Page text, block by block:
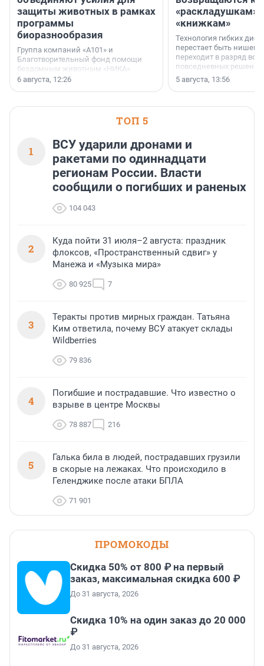
защиты животных в рамках
программы
биоразнообразия
Группа компаний «А101» и
Благотворительный фонд помощи
бездомным животным «НИКА»
заключили соглашение о
6 августа, 12:26
«раскладушкам»
«книжкам»
Технология гибких
перестает быть
переходит в разряд
повседневных
5 августа, 13:56
ТОП 5
1
ВСУ ударили дронами и
ракетами по одиннадцати
регионам России. Власти
сообщили о погибших и раненых
104 043
2
Куда пойти 31 июля–2 августа: праздник
флоксов, «Пространственный сдвиг» у
Манежа и «Музыка мира»
80 925 7
3
Теракты против мирных граждан. Татьяна
Ким ответила, почему ВСУ атакует склады
Wildberries
79 836
4
Погибшие и пострадавшие. Что известно о
взрыве в центре Москвы
78 887 216
5
Галька била в людей, пострадавших грузили
в скорые на лежаках. Что происходило в
Геленджике после атаки БПЛА
71 901
ПРОМОКОДЫ
Скидка 50% от 800 ₽ на первый
заказ, максимальная скидка 600 ₽
До 31 августа, 2026
Скидка 10% на один заказ до 20 000
₽
До 31 августа, 2026